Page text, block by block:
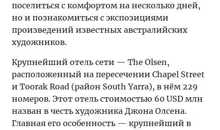
поселиться с комфортом на несколько дней,
но и познакомиться с экспозициями
произведений известных австралийских
художников.
Крупнейший отель сети — The Olsen,
расположенный на пересечении Chapel Street
и Toorak Road (район South Yarra), в нём 229
номеров. Этот отель стоимостью 60 USD млн
назван в честь художника Джона Олсена.
Главная его особенность — крупнейший в